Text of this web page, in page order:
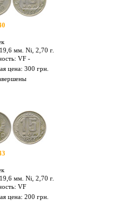
мм. Cu-Ni, 1,80 г.
XF +
цена: 100 грн.
мм. Ni, 2,70 г.
VF -
цена: 300 грн.